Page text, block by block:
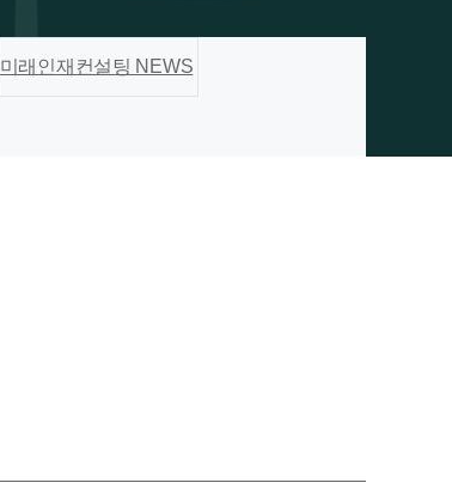
미래인재컨설팅 NEWS